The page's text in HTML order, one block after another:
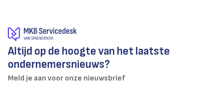
Altijd op de hoogte van het laatste
ondernemersnieuws?
Meld je aan voor onze nieuwsbrief